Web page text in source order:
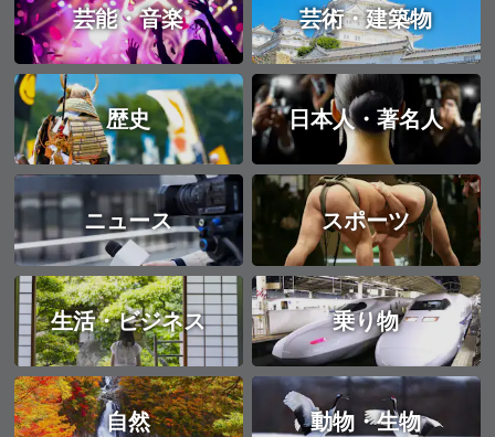
芸能・音楽 芸術・建築物
歴史 日本人・著名人
ニュース スポーツ
生活・ビジネス 乗り物
自然 動物・生物